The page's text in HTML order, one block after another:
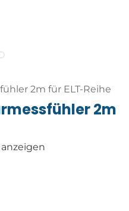
2m für ELT-Reihe
2m